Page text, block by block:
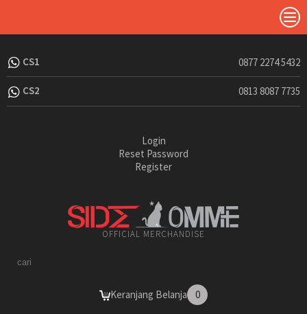
CS1 0877 2274 5432
CS2 0813 8087 7735
Login
Reset Password
Register
OFFICIAL MERCHANDISE
Keranjang Belanja 0